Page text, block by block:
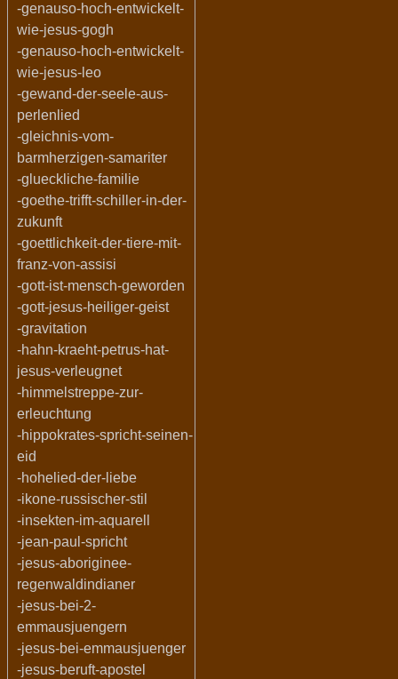
-genauso-hoch-entwickelt-
wie-jesus-gogh
-genauso-hoch-entwickelt-
wie-jesus-leo
-gewand-der-seele-aus-
perlenlied
-gleichnis-vom-
barmherzigen-samariter
-glueckliche-familie
-goethe-trifft-schiller-in-der-
zukunft
-goettlichkeit-der-tiere-mit-
franz-von-assisi
-gott-ist-mensch-geworden
-gott-jesus-heiliger-geist
-gravitation
-hahn-kraeht-petrus-hat-
jesus-verleugnet
-himmelstreppe-zur-
erleuchtung
-hippokrates-spricht-seinen-
eid
-hohelied-der-liebe
-ikone-russischer-stil
-insekten-im-aquarell
-jean-paul-spricht
-jesus-aboriginee-
regenwaldindianer
-jesus-bei-2-
emmausjuengern
-jesus-bei-emmausjuenger
-jesus-beruft-apostel